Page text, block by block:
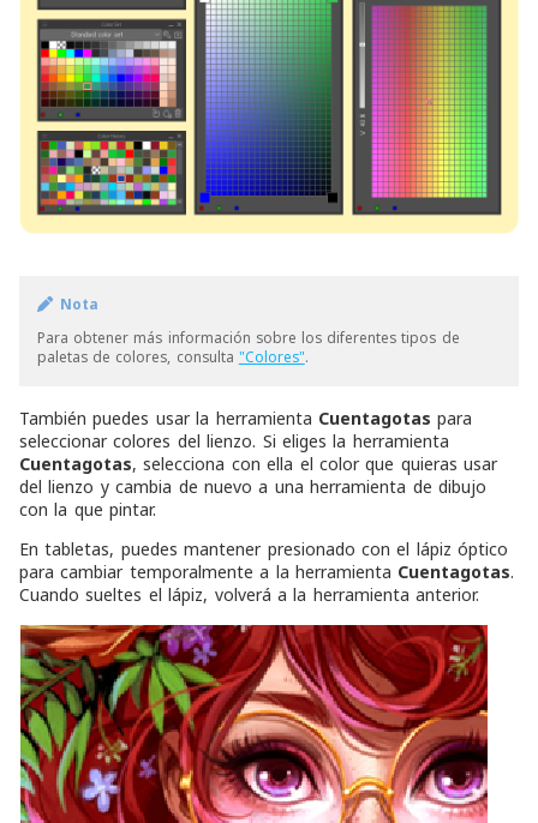
Nota
Para obtener más información sobre los diferentes tipos de
paletas de colores, consulta "Colores".
También puedes usar la herramienta Cuentagotas para
seleccionar colores del lienzo. Si eliges la herramienta
Cuentagotas, selecciona con ella el color que quieras usar
del lienzo y cambia de nuevo a una herramienta de dibujo
con la que pintar.
En tabletas, puedes mantener presionado con el lápiz óptico
para cambiar temporalmente a la herramienta Cuentagotas.
Cuando sueltes el lápiz, volverá a la herramienta anterior.